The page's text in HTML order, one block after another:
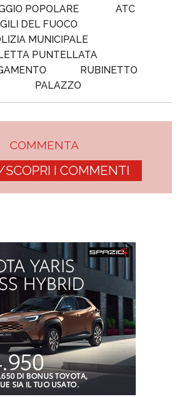
POPOLARE
ATC
DEL FUOCO
MUNICIPALE
PUNTELLATA
RUBINETTO
PALAZZO
COMMENTA
SCOPRI I COMMENTI